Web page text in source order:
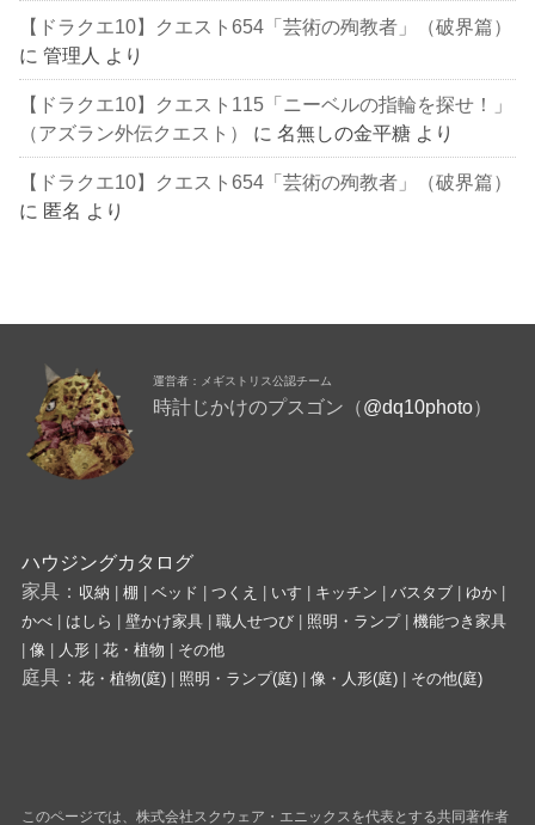
【ドラクエ10】クエスト654「芸術の殉教者」（破界篇）
に管理人 より
【ドラクエ10】クエスト115「ニーベルの指輪を探せ！」
（アズラン外伝クエスト）
に名無しの金平糖 より
【ドラクエ10】クエスト654「芸術の殉教者」（破界篇）
に 匿名 より
運営者：メギストリス公認チーム
時計じかけのプスゴン（@dq10photo）
ハウジングカタログ
家具： 収納 棚 ベッド つくえ いす キッチン バスタブ| ゆか|
かべ| はしら 壁かけ家具| 職人せつび| 照明・ランプ| 機能つき家具
像| 人形| 花・植物 その他
庭具： 花・植物(庭)| 照明・ランプ(庭)| 像・人形(庭) その他(庭)
このページでは、株式会社スクウェア・エニックスを代表とする共同著作者